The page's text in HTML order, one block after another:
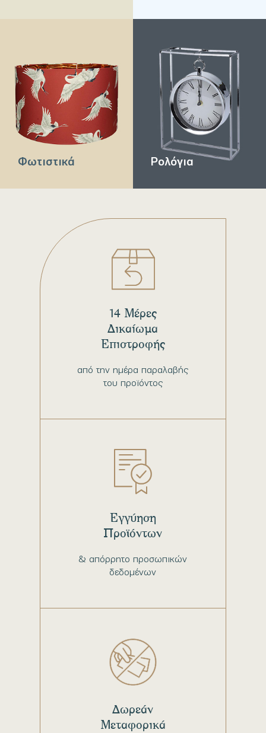
Φωτιστικά Ρολόγια
από την ημέρα παραλαβής
του προϊόντος
14 Μέρες
Δικαίωμα
Επιστροφής
& απόρρητο προσωπικών
δεδομένων
Εγγύηση
Προϊόντων
Δωρεάν
Μεταφορικά